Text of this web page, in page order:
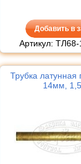
Добавить в
Артикул:
Трубка латунная
14мм,